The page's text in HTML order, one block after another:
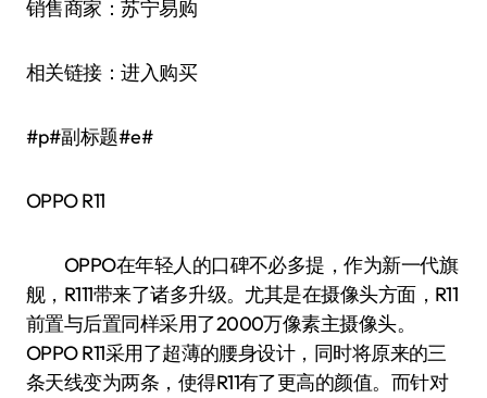
销售商家：苏宁易购
相关链接：进入购买
#p#副标题#e#
OPPO R11
OPPO在年轻人的口碑不必多提，作为新一代旗
舰，R111带来了诸多升级。尤其是在摄像头方面，R11
前置与后置同样采用了2000万像素主摄像头。
OPPO R11采用了超薄的腰身设计，同时将原来的三
条天线变为两条，使得R11有了更高的颜值。而针对